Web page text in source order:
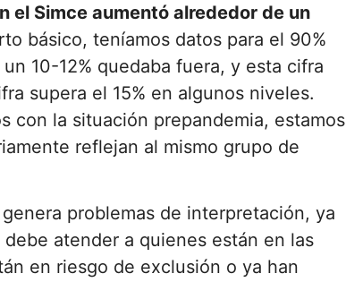
el Simce aumentó alrededor de un
básico, teníamos datos para el 90%
10-12% quedaba fuera, y esta cifra
supera el 15% en algunos niveles.
con la situación prepandemia, estamos
reflejan al mismo grupo de
problemas de interpretación, ya
atender a quienes están en las
en riesgo de exclusión o ya han